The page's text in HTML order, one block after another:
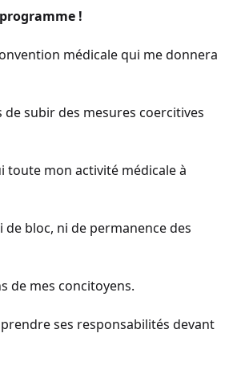
!
médicale qui me donnera
de subir des mesures coercitives
toute mon activité médicale à
bloc, ni de permanence des
de mes concitoyens.
ses responsabilités devant